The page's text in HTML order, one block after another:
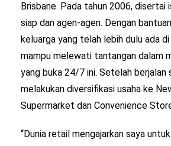
Brisbane. Pada tahun 2006, disertai
siap dan agen-agen. Dengan
keluarga yang telah lebih dulu ada
mampu melewati tantangan dalam
yang buka 24/7 ini. Setelah berjalan
melakukan diversifikasi usaha ke
Supermarket dan Convenience
“Dunia retail mengajarkan saya